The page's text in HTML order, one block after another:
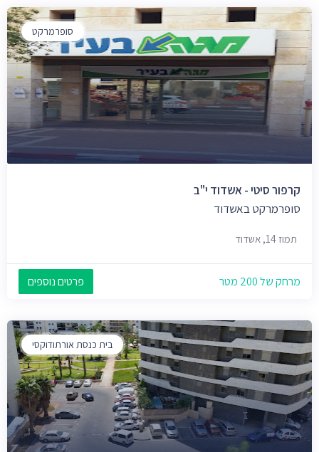
סופרמרקט
קרפור סיטי - אשדוד י"ב
סופרמרקט באשדוד
תמוז 14, אשדוד
מרחק של 200 מטר פרטים נוספים
בית כנסת אורתודוקסי